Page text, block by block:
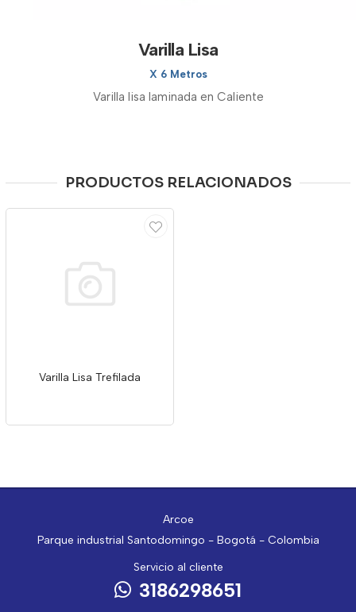
Varilla Lisa
X 6 Metros
Varilla lisa laminada en Caliente
PRODUCTOS RELACIONADOS
Varilla Lisa Trefilada
Arcoe
Parque industrial Santodomingo - Bogotá - Colombia
Servicio al cliente
3186298651